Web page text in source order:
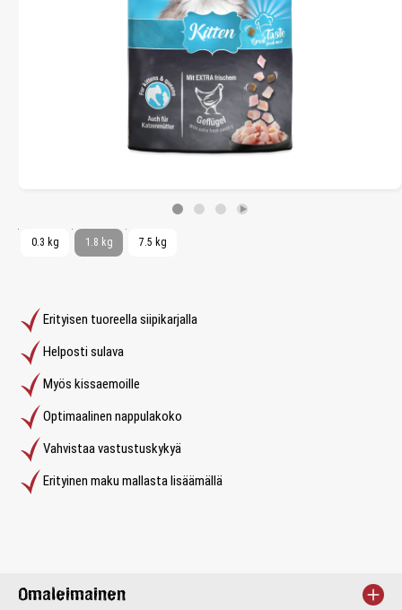
Erityisen tuoreella siipikarjalla
Helposti sulava
Myös kissaemoille
Optimaalinen nappulakoko
Vahvistaa vastustuskykyä
Erityinen maku mallasta lisäämällä
0.3 kg 1.8 kg 7.5 kg
Omaleimainen